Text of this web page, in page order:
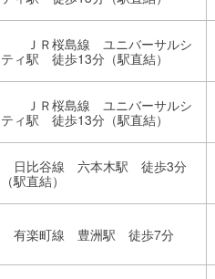
ＪＲ桜島線 ユニバーサルシ
ティ駅 徒歩13分（駅直結）
ＪＲ桜島線 ユニバーサルシ
ティ駅 徒歩13分（駅直結）
日比谷線 六本木駅 徒歩3分
（駅直結）
有楽町線 豊洲駅 徒歩7分